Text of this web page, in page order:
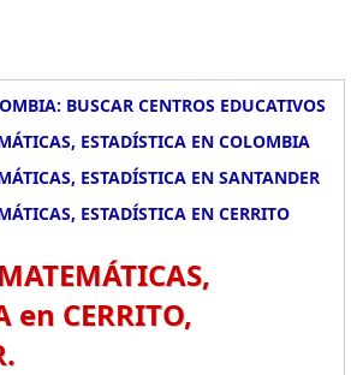
BUSCAR CENTROS EDUCATIVOS
ESTADÍSTICA EN COLOMBIA
ESTADÍSTICA EN SANTANDER
ESTADÍSTICA EN CERRITO
en CERRITO,